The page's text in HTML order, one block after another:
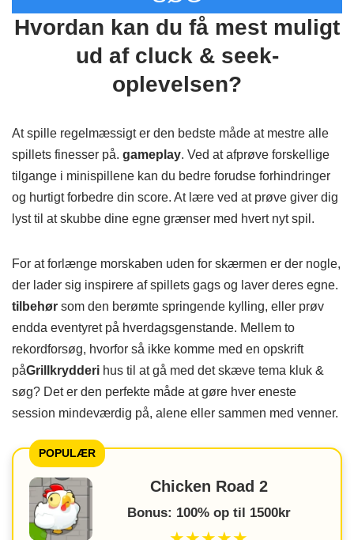
Hvordan kan du få mest muligt
ud af cluck & seek-
oplevelsen?
At spille regelmæssigt er den bedste måde at mestre alle
spillets finesser på. gameplay. Ved at afprøve forskellige
tilgange i minispillene kan du bedre forudse forhindringer
og hurtigt forbedre din score. At lære ved at prøve giver dig
lyst til at skubbe dine egne grænser med hvert nyt spil.
For at forlænge morskaben uden for skærmen er der nogle,
der lader sig inspirere af spillets gags og laver deres egne.
tilbehør som den berømte springende kylling, eller prøv
endda eventyret på hverdagsgenstande. Mellem to
rekordforsøg, hvorfor så ikke komme med en opskrift
påGrillkrydderi hus til at gå med det skæve tema kluk &
søg? Det er den perfekte måde at gøre hver eneste
session mindeværdig på, alene eller sammen med venner.
POPULÆR
Chicken Road 2
Bonus: 100% op til 1500kr